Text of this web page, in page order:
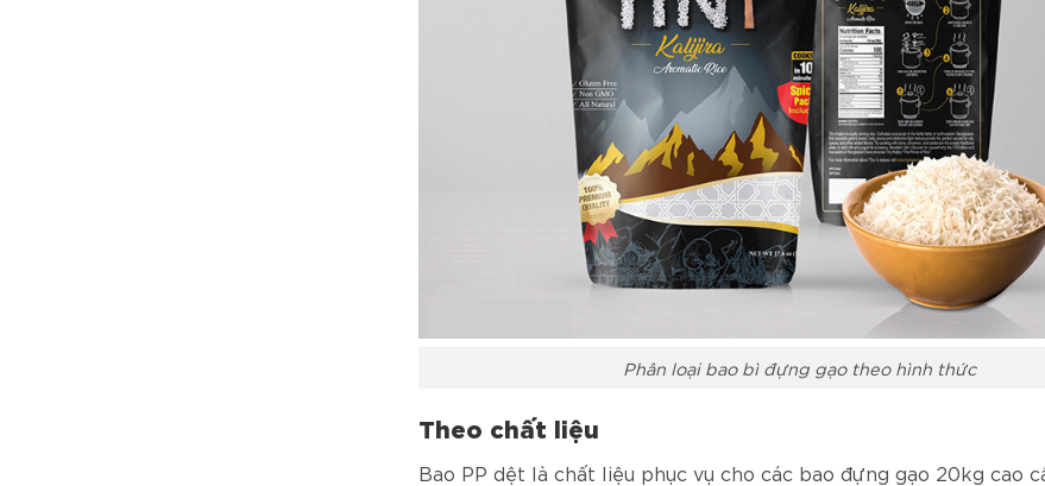
Phân loại bao bì đựng gạo theo hình thức
Theo chất liệu
Bao PP dệt là chất liệu phục vụ cho các bao đựng gạo 20kg cao